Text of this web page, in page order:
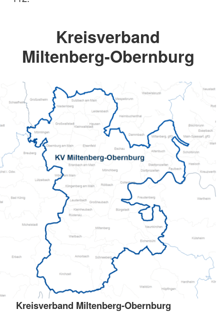
Kreisverband
Miltenberg-Obernburg
Kreisverband Miltenberg-Obernburg